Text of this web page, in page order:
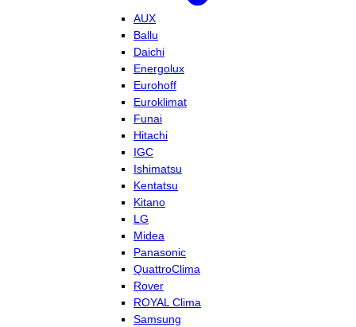
AUX
Ballu
Daichi
Energolux
Eurohoff
Euroklimat
Funai
Hitachi
IGC
Ishimatsu
Kentatsu
Kitano
LG
Midea
Panasonic
QuattroClima
Rover
ROYAL Clima
Samsung